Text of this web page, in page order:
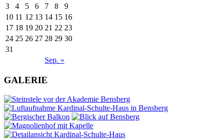
Sep. »
3
4 5 6 7 8
9
10 11 12 13 14 15 16
17 18 19 20 21 22 23
24 25 26 27 28 29 30
31
GALERIE